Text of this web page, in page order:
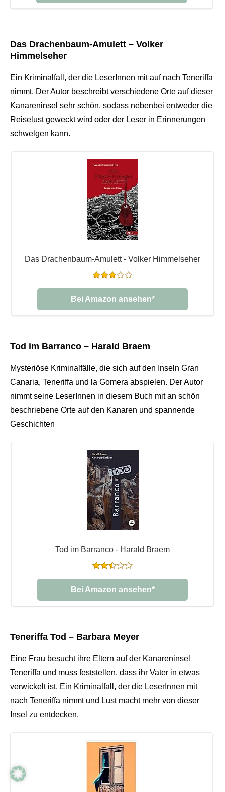
Das Drachenbaum-Amulett – Volker
Himmelseher
Ein Kriminalfall, der die LeserInnen mit auf nach Teneriffa
nimmt. Der Autor beschreibt verschiedene Orte auf dieser
Kanareninsel sehr schön, sodass nebenbei entweder die
Reiselust geweckt wird oder der Leser in Erinnerungen
schwelgen kann.
Das Drachenbaum-Amulett - Volker Himmelseher
Bei Amazon ansehen*
Tod im Barranco – Harald Braem
Mysteriöse Kriminalfälle, die sich auf den Inseln Gran
Canaria, Teneriffa und la Gomera abspielen. Der Autor
nimmt seine LeserInnen in diesem Buch mit an schön
beschriebene Orte auf den Kanaren und spannende
Geschichten
Tod im Barranco - Harald Braem
Bei Amazon ansehen*
Teneriffa Tod – Barbara Meyer
Eine Frau besucht ihre Eltern auf der Kanareninsel
Teneriffa und muss feststellen, dass ihr Vater in etwas
verwickelt ist. Ein Kriminalfall, der die LeserInnen mit
nach Teneriffa nimmt und Lust macht mehr von dieser
Insel zu entdecken.